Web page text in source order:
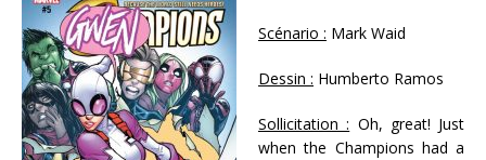
Scénario : Mark Waid
Dessin : Humberto Ramos
Sollicitation : Oh, great! Just
when the Champions had a